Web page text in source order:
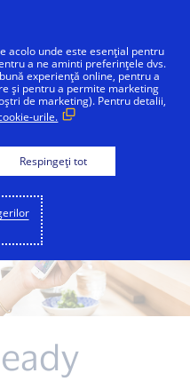
Pentru parteneri
acolo unde este esențial pentru
a ne aminti preferințele dvs.
experiență online, pentru a
și pentru a permite marketing
de marketing). Pentru detalii,
urile.
Respingeți tot